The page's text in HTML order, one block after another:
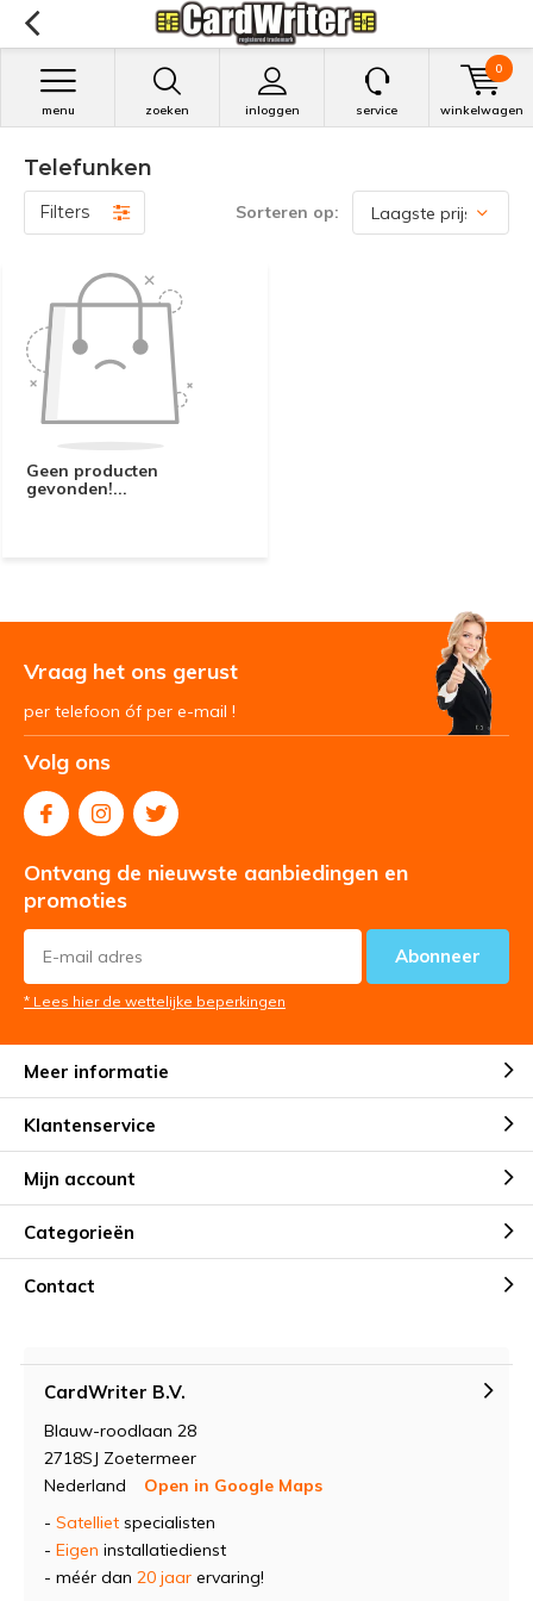
zoeken inloggen
menu service winkelwagen
0
Telefunken
Filters Sorteren op:
Geen producten
gevonden!...
Vraag het ons gerust
per telefoon óf per e-mail !
Volg ons
Ontvang de nieuwste aanbiedingen en
promoties
Abonneer
* Lees hier de wettelijke beperkingen
Meer informatie
Klantenservice
Mijn account
Categorieën
Contact
CardWriter B.V.
Blauw-roodlaan 28
2718SJ Zoetermeer
Nederland
Open in Google Maps
- Satelliet specialisten
- Eigen installatiedienst
- méér dan 20 jaar ervaring!